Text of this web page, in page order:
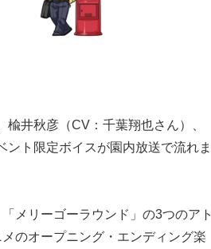
井秋彦（CV：千葉翔也さん）、
ト限定ボイスが園内放送で流れま
メリーゴーラウンド」の3つのアト
のオープニング・エンディング楽